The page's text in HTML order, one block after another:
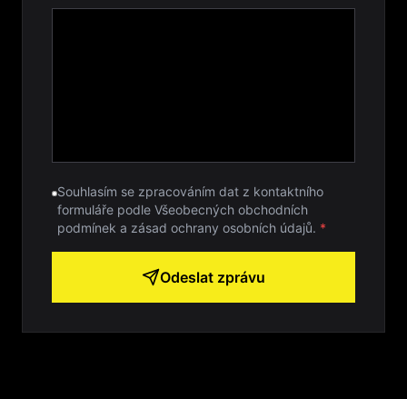
Souhlasím se zpracováním dat z kontaktního
formuláře podle Všeobecných obchodních
podmínek a zásad ochrany osobních údajů. *
Odeslat zprávu